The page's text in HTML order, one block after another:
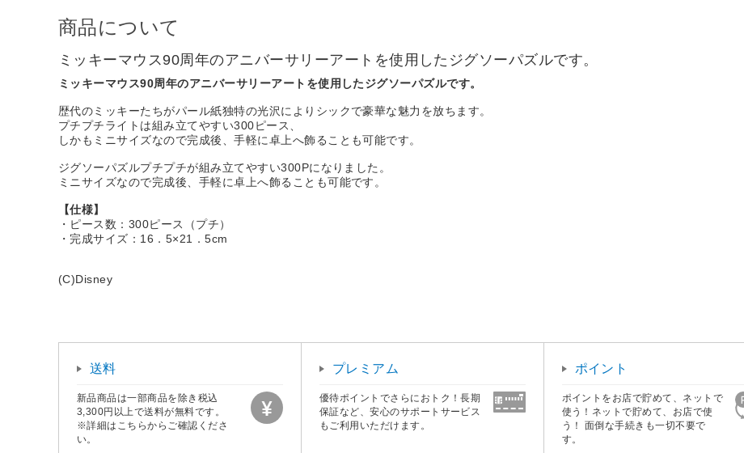
商品について
ミッキーマウス90周年のアニバーサリーアートを使用したジグソーパズルです。
ミッキーマウス90周年のアニバーサリーアートを使用したジグソーパズルです。
歴代のミッキーたちがパール紙独特の光沢によりシックで豪華な魅力を放ちます。
プチプチライトは組み立てやすい300ピース、
しかもミニサイズなので完成後、手軽に卓上へ飾ることも可能です。
ジグソーパズルプチプチが組み立てやすい300Pになりました。
ミニサイズなので完成後、手軽に卓上へ飾ることも可能です。
【仕様】
・ピース数：300ピース（プチ）
・完成サイズ：16．5×21．5cm
(C)Disney
送料
新品商品は一部商品を除き税込
3,300円以上で送料が無料です。
※詳細はこちらからご確認くださ
い。
プレミアム
優待ポイントでさらにおトク！長期
保証など、安心のサポートサービス
もご利用いただけます。
ポイント
ポイントをお店で貯めて、ネットで
使う！ネットで貯めて、お店で使
う！ 面倒な手続きも一切不要で
す。